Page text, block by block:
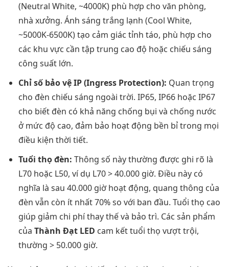
(Neutral White, ~4000K) phù hợp cho văn phòng,
nhà xưởng. Ánh sáng trắng lạnh (Cool White,
~5000K-6500K) tạo cảm giác tỉnh táo, phù hợp cho
các khu vực cần tập trung cao độ hoặc chiếu sáng
công suất lớn.
Chỉ số bảo vệ IP (Ingress Protection): Quan trọng
cho đèn chiếu sáng ngoài trời. IP65, IP66 hoặc IP67
cho biết đèn có khả năng chống bụi và chống nước
ở mức độ cao, đảm bảo hoạt động bền bỉ trong mọi
điều kiện thời tiết.
Tuổi thọ đèn: Thông số này thường được ghi rõ là
L70 hoặc L50, ví dụ L70 > 40.000 giờ. Điều này có
nghĩa là sau 40.000 giờ hoạt động, quang thông của
đèn vẫn còn ít nhất 70% so với ban đầu. Tuổi thọ cao
giúp giảm chi phí thay thế và bảo trì. Các sản phẩm
của Thành Đạt LED cam kết tuổi thọ vượt trội,
thường > 50.000 giờ.